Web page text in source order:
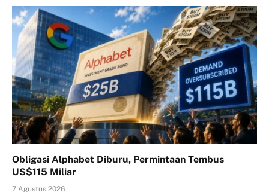
Obligasi Alphabet Diburu, Permintaan Tembus
US$115 Miliar
7 Agustus 2026